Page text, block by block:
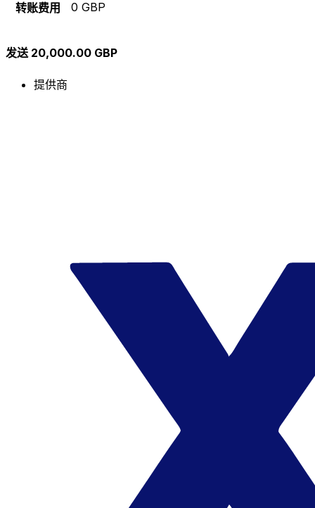
转账费用 0 GBP
发送 20,000.00 GBP
提供商